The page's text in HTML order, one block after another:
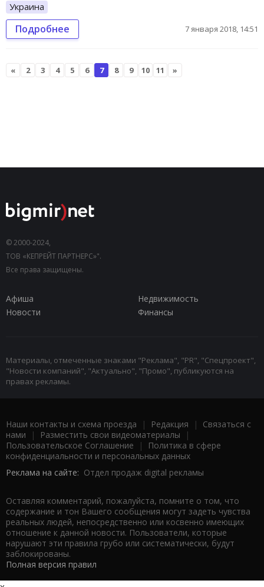
Украина
Подробнее 7 января 2018, 14:51
« 2 3 4 5 6 7 8 9 10 11 »
© 2000-2024,
ТОВ «КЕПРЕЙТ ПАРТНЕРС»".
Все права защищены.
Афиша
Недвижимость
Новости
Финансы
Материалы, отмеченные знаками "Реклама", "PR", "Спецпроект",
"Новости компаний", "Актуально", "Промо", публикуются на
правах рекламы.
Наши контакты и схема проезда | Редакция | Связаться с
нами | Разместить свои видеоматериалы |
Пользовательское Соглашение |
Политика в сфере
конфиденциальности и персональных данных
Реклама на сайте: Отдел продаж digital рекламы
Оставляя комментарий, пожалуйста, помните о том, что
содержание и тон Вашего сообщения могут задеть чувства
реальных людей, непосредственно или косвенно имеющих
отношение к данной новости. Пользователи, которые
нарушают эти правила грубо или систематически, будут
заблокированы.
Полная версия правил